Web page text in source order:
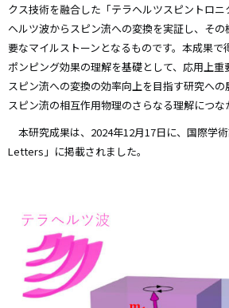
クス技術を融合した「テラヘルツスピントロ
ヘルツ波からスピン流への変換を実証し、そ
要なマイルストーンとなるものです。本成果
ポンピング効果の理解を基礎として、応用上
スピン流への変換の効率向上を目指す研究へ
スピン流の相互作用物理のさらなる理解につな
本研究成果は、2024年12月17日に、国際学
Letters」に掲載されました。